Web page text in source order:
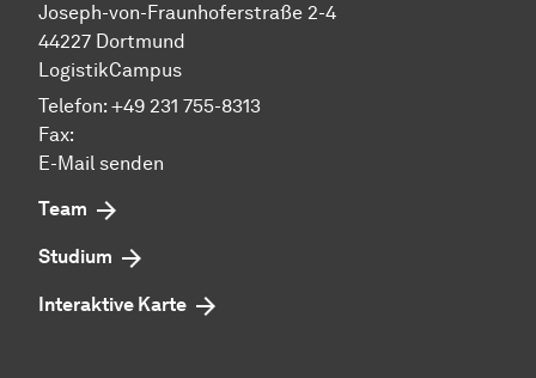
Joseph-von-Fraunhoferstraße 2-4
44227 Dortmund
LogistikCampus
Telefon: +49 231 755-8313
Fax:
E-Mail senden
Team
Studium
Interaktive Karte